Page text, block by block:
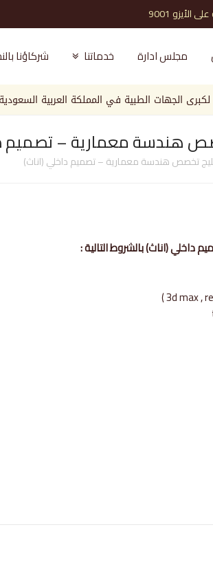
( الشريك الذي تثق به )
مجلس ادارة خدماتنا شركاؤنا
الطبية في المملكة العربية السعودية
هندسة معمارية – تصميم
تخصص هندسة معمارية – تصميم داخلي (اناث)
(اناث) بالشروط التالية :